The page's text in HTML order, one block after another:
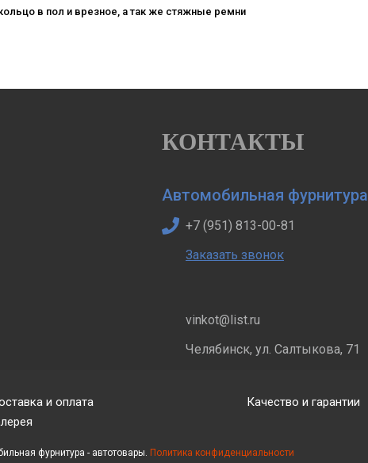
в пол и врезное, а так же стяжные ремни
КОНТАКТЫ
Автомобильная фурнитура
+7 (951) 813-00-81
Заказать звонок
vinkot@list.ru
Челябинск, ул. Салтыкова, 71
и оплата
Качество и гарантии
фурнитура - автотовары. Политика конфиденциальности